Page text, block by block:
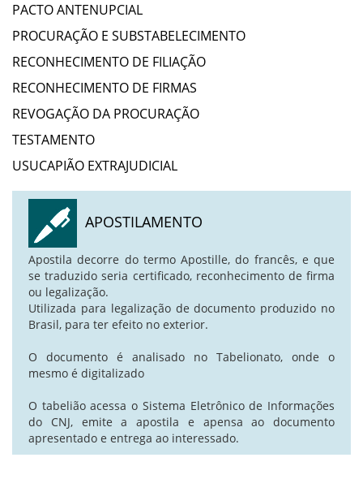
PACTO ANTENUPCIAL
PROCURAÇÃO E SUBSTABELECIMENTO
RECONHECIMENTO DE FILIAÇÃO
RECONHECIMENTO DE FIRMAS
REVOGAÇÃO DA PROCURAÇÃO
TESTAMENTO
USUCAPIÃO EXTRAJUDICIAL
APOSTILAMENTO
Apostila decorre do termo Apostille, do francês, e que
se traduzido seria certificado, reconhecimento de firma
ou legalização.
Utilizada para legalização de documento produzido no
Brasil, para ter efeito no exterior.
O documento é analisado no Tabelionato, onde o
mesmo é digitalizado
O tabelião acessa o Sistema Eletrônico de Informações
do CNJ, emite a apostila e apensa ao documento
apresentado e entrega ao interessado.